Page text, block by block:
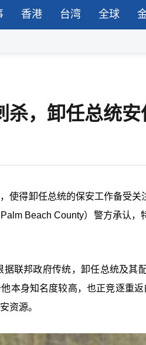
香港 台湾 全球
杀，卸任总统
使得卸任总统的保安工作备受
Beach County）警方承认
联邦政府传统，卸任总统及其
本身知名度较高，也正竞逐重
资源。